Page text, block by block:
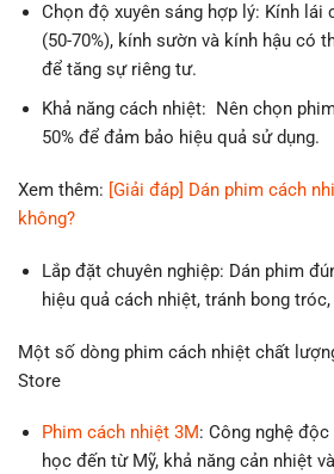
Chọn độ xuyên sáng hợp lý: Kính
(50-70%), kính sườn và kính hậu có
để tăng sự riêng tư.
Khả năng cách nhiệt: Nên chọn
50% để đảm bảo hiệu quả sử dụng.
Xem thêm: [Giải đáp] Dán phim cách
không?
Lắp đặt chuyên nghiệp: Dán phim
hiệu quả cách nhiệt, tránh bong
Một số dòng phim cách nhiệt chất
Store
Phim cách nhiệt 3M: Công nghệ
học đến từ Mỹ, khả năng cản nhiệt